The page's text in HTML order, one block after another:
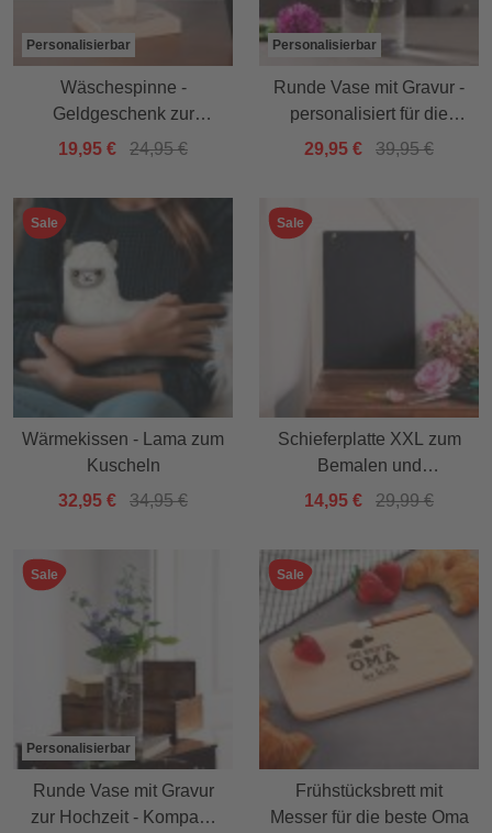
Personalisierbar
Wäschespinne -
Geldgeschenk zur
Jugendweihe
19,95 € 24,95 €
Personalisierbar
Runde Vase mit Gravur -
personalisiert für die
Beste Oma
29,95 € 39,95 €
Sale
Wärmekissen - Lama zum
Kuscheln
32,95 €
34,95 €
Sale
Schieferplatte XXL zum
Bemalen und
Beschreiben
14,95 € 29,99 €
Sale
Personalisierbar
Runde Vase mit Gravur
zur Hochzeit - Kompass
Sale
Frühstücksbrett mit
Messer für die beste Oma